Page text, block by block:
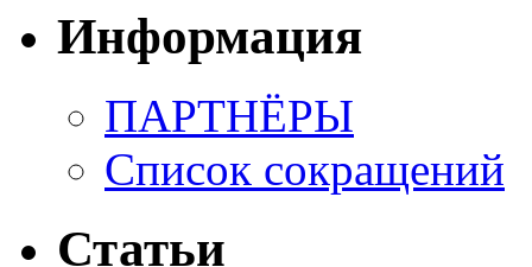
Информация
ПАРТНЁРЫ
Список сокращений
Статьи